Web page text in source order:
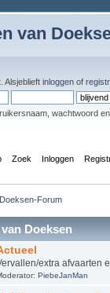
van
. Alsjeblieft inloggen of
wachtwoord
Zoek Inloggen
Forum
Doeksen
extra afvaarten
PiebeJanMan